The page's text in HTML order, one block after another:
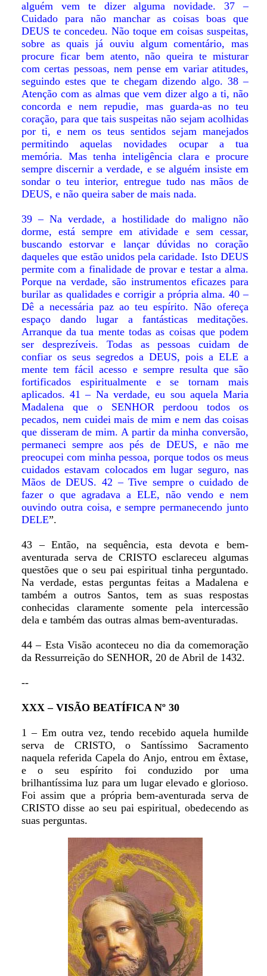
alguém vem te dizer alguma novidade. 37 –
Cuidado para não manchar as coisas boas que
DEUS te concedeu. Não toque em coisas suspeitas,
sobre as quais já ouviu algum comentário, mas
procure ficar bem atento, não queira te misturar
com certas pessoas, nem pense em variar atitudes,
seguindo estes que te chegam dizendo algo. 38 –
Atenção com as almas que vem dizer algo a ti, não
concorda e nem repudie, mas guarda-as no teu
coração, para que tais suspeitas não sejam acolhidas
por ti, e nem os teus sentidos sejam manejados
permitindo aquelas novidades ocupar a tua
memória. Mas tenha inteligência clara e procure
sempre discernir a verdade, e se alguém insiste em
sondar o teu interior, entregue tudo nas mãos de
DEUS, e não queira saber de mais nada.
39 – Na verdade, a hostilidade do maligno não
dorme, está sempre em atividade e sem cessar,
buscando estorvar e lançar dúvidas no coração
daqueles que estão unidos pela caridade. Isto DEUS
permite com a finalidade de provar e testar a alma.
Porque na verdade, são instrumentos eficazes para
burilar as qualidades e corrigir a própria alma. 40 –
Dê a necessária paz ao teu espírito. Não ofereça
espaço dando lugar a fantásticas meditações.
Arranque da tua mente todas as coisas que podem
ser desprezíveis. Todas as pessoas cuidam de
confiar os seus segredos a DEUS, pois a ELE a
mente tem fácil acesso e sempre resulta que são
fortificados espiritualmente e se tornam mais
aplicados. 41 – Na verdade, eu sou aquela Maria
Madalena que o SENHOR perdoou todos os
pecados, nem cuidei mais de mim e nem das coisas
que disseram de mim. A partir da minha conversão,
permaneci sempre aos pés de DEUS, e não me
preocupei com minha pessoa, porque todos os meus
cuidados estavam colocados em lugar seguro, nas
Mãos de DEUS. 42 – Tive sempre o cuidado de
fazer o que agradava a ELE, não vendo e nem
ouvindo outra coisa, e sempre permanecendo junto
DELE”.
43 – Então, na sequência, esta devota e bem-
aventurada serva de CRISTO esclareceu algumas
questões que o seu pai espiritual tinha perguntado.
Na verdade, estas perguntas feitas a Madalena e
também a outros Santos, tem as suas respostas
conhecidas claramente somente pela intercessão
dela e também das outras almas bem-aventuradas.
44 – Esta Visão aconteceu no dia da comemoração
da Ressurreição do SENHOR, 20 de Abril de 1432.
--
XXX – VISÃO BEATÍFICA Nº 30
1 – Em outra vez, tendo recebido aquela humilde
serva de CRISTO, o Santíssimo Sacramento
naquela referida Capela do Anjo, entrou em êxtase,
e o seu espírito foi conduzido por uma
brilhantíssima luz para um lugar elevado e glorioso.
Foi assim que a própria bem-aventurada serva de
CRISTO disse ao seu pai espiritual, obedecendo as
suas perguntas.